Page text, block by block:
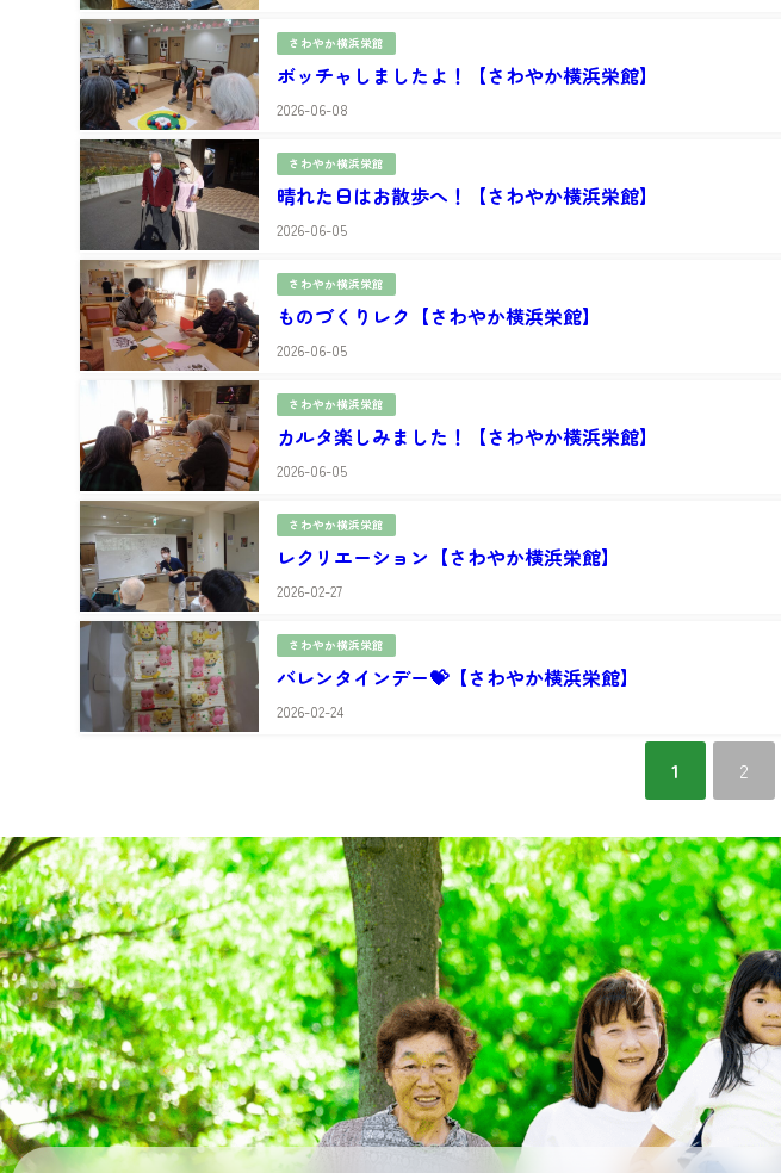
さわやか横浜栄館
ボッチャしましたよ！【さわやか横浜栄館】
2026-06-08
さわやか横浜栄館
晴れた日はお散歩へ！【さわやか横浜栄館】
2026-06-05
さわやか横浜栄館
ものづくりレク【さわやか横浜栄館】
2026-06-05
さわやか横浜栄館
カルタ楽しみました！【さわやか横浜栄館】
2026-06-05
さわやか横浜栄館
レクリエーション【さわやか横浜栄館】
2026-02-27
さわやか横浜栄館
バレンタインデー💝【さわやか横浜栄館】
2026-02-24
1 2